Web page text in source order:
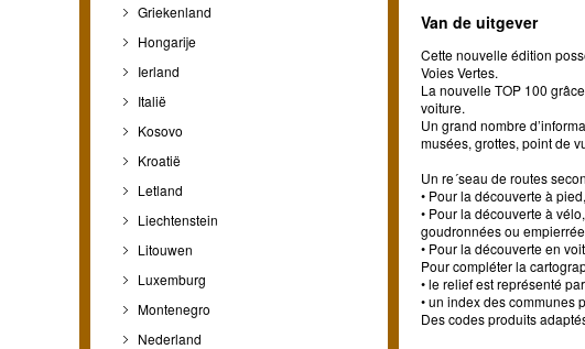
Griekenland
Hongarije
Ierland
Italië
Kosovo
Kroatië
Letland
Liechtenstein
Litouwen
Luxemburg
Montenegro
Nederland
Van de uitgever
Cette nouvelle édition
Voies Vertes.
La nouvelle TOP 100
voiture.
Un grand nombre
musées, grottes, point de
Un re´seau de routes
• Pour la découverte à
• Pour la découverte à
goudronnées ou
• Pour la découverte en
Pour compléter la
• le relief est représenté
• un index des communes
Des codes produits